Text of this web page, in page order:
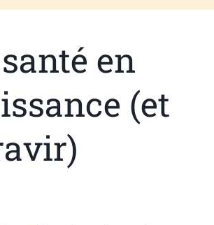
en
(et